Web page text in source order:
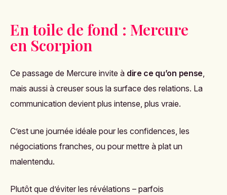
En toile de fond : Mercure
en Scorpion
Ce passage de Mercure invite à dire ce qu’on pense,
mais aussi à creuser sous la surface des relations. La
communication devient plus intense, plus vraie.
C’est une journée idéale pour les confidences, les
négociations franches, ou pour mettre à plat un
malentendu.
Plutôt que d’éviter les révélations – parfois